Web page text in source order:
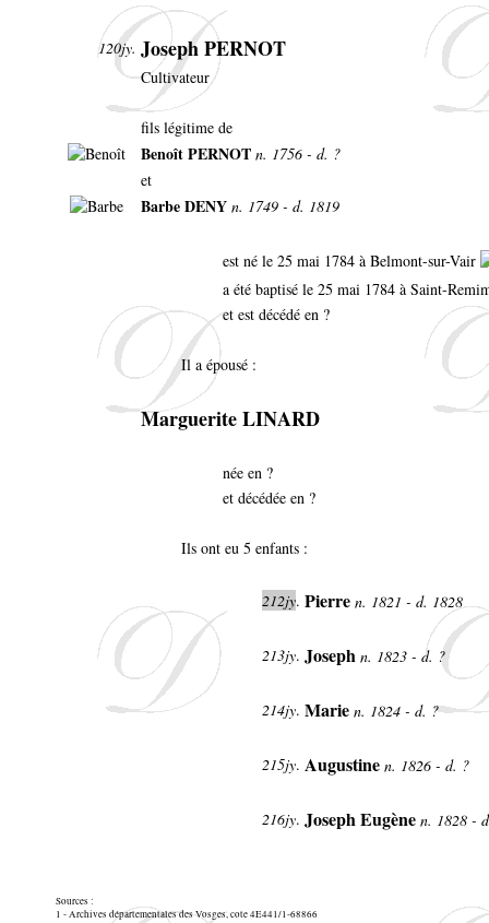
120jy. Joseph PERNOT
Cultivateur
fils légitime de
Benoît PERNOT n. 1756 - d. ?
et
Barbe DENY n. 1749 - d. 1819
est né le 25 mai 1784 à Belmont-sur-Vair
a été baptisé le 25 mai 1784 à Saint-
et est décédé en ?
Il a épousé :
Marguerite LINARD
née en ?
et décédée en ?
Ils ont eu 5 enfants :
212jy. Pierre n. 1821 - d. 1828
213jy. Joseph n. 1823 - d. ?
214jy. Marie n. 1824 - d. ?
215jy. Augustine n. 1826 - d. ?
216jy. Joseph Eugène n. 1828 -
Sources :
1 - Archives départementales des Vosges, cote 4E441/1-68866